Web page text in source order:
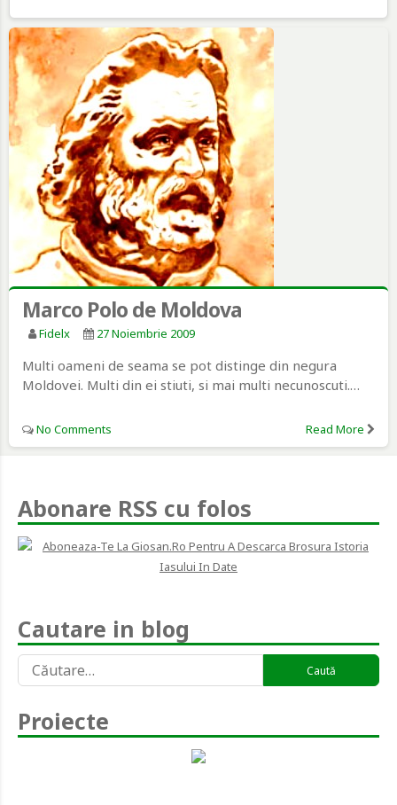
Marco Polo de Moldova
Fidelx 27 Noiembrie 2009
Multi oameni de seama se pot distinge din negura
Moldovei. Multi din ei stiuti, si mai multi necunoscuti.…
No Comments Read More
Abonare RSS cu folos
Cautare in blog
după:
Proiecte